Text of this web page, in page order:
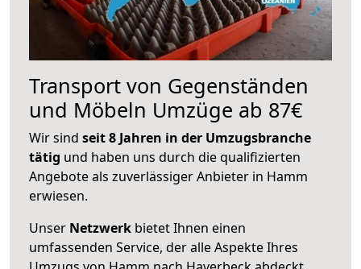
Transport von Gegenständen
und Möbeln Umzüge ab 87€
Wir sind seit 8 Jahren in der Umzugsbranche
tätig und haben uns durch die qualifizierten
Angebote als zuverlässiger Anbieter in Hamm
erwiesen.
Unser Netzwerk bietet Ihnen einen
umfassenden Service, der alle Aspekte Ihres